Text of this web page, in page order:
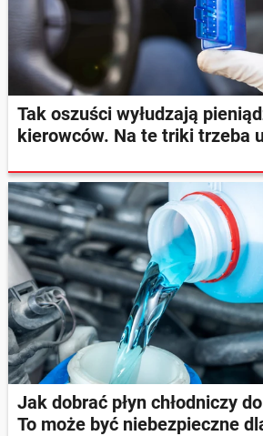
Tak oszuści wyłudzają
kierowców. Na te triki trzeba
Jak dobrać płyn chłodniczy
To może być niebezpieczne